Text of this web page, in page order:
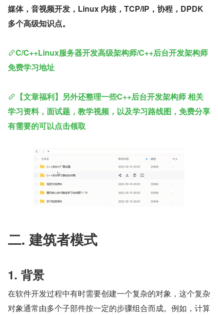
媒体，音视频开发，Linux 内核，TCP/IP，协程，DPDK
多个高级知识点。
C/C++Linux服务器开发高级架构师/C++后台开发架构师
免费学习地址
【文章福利】另外还整理一些C++后台开发架构师 相关
学习资料，面试题，教学视频，以及学习路线图，免费分享
有需要的可以点击领取
二. 建筑者模式
1. 背景
在软件开发过程中有时需要创建一个复杂的对象，这个复杂
对象通常由多个子部件按一定的步骤组合而成。例如，计算